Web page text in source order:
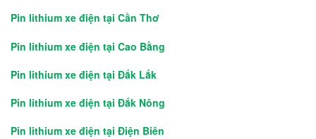
Pin lithium xe điện tại Cần Thơ
Pin lithium xe điện tại Cao Bằng
Pin lithium xe điện tại Đắk Lắk
Pin lithium xe điện tại Đắk Nông
Pin lithium xe điện tại Điện Biên